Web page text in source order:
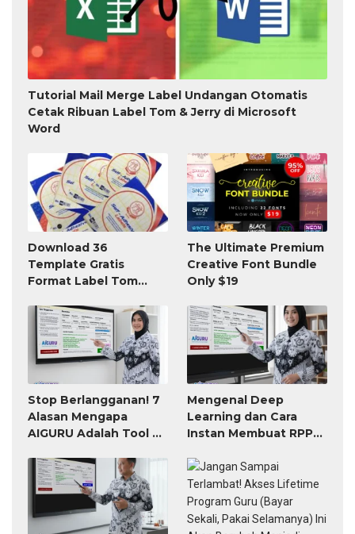
Tutorial Mail Merge Label Undangan Otomatis
Cetak Ribuan Label Tom & Jerry di Microsoft
Word
Download 36
Template Gratis
Format Label Tom
Word
The Ultimate Premium
Creative Font Bundle
Only $19
Stop Berlangganan! 7
Alasan Mengapa
AIGURU Adalah Tool AI
Worth It (Bayar 79
Ribu, Untung Seumur
Mengenal Deep
Learning dan Cara
Instan Membuat RPP